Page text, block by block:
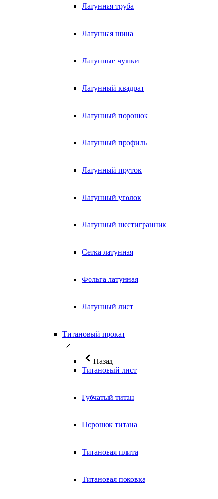
Латунная труба
Латунная шина
Латунные чушки
Латунный квадрат
Латунный порошок
Латунный профиль
Латунный пруток
Латунный уголок
Латунный шестигранник
Сетка латунная
Фольга латунная
Латунный лист
Титановый прокат
Назад
Титановый лист
Губчатый титан
Порошок титана
Титановая плита
Титановая поковка